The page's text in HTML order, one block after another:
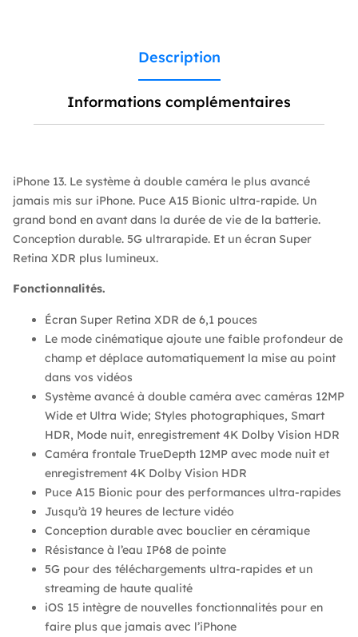
Description
Informations complémentaires
iPhone 13. Le système à double caméra le plus avancé
jamais mis sur iPhone. Puce A15 Bionic ultra-rapide. Un
grand bond en avant dans la durée de vie de la batterie.
Conception durable. 5G ultrarapide. Et un écran Super
Retina XDR plus lumineux.
Fonctionnalités.
Écran Super Retina XDR de 6,1 pouces
Le mode cinématique ajoute une faible profondeur de
champ et déplace automatiquement la mise au point
dans vos vidéos
Système avancé à double caméra avec caméras 12MP
Wide et Ultra Wide; Styles photographiques, Smart
HDR, Mode nuit, enregistrement 4K Dolby Vision HDR
Caméra frontale TrueDepth 12MP avec mode nuit et
enregistrement 4K Dolby Vision HDR
Puce A15 Bionic pour des performances ultra-rapides
Jusqu’à 19 heures de lecture vidéo
Conception durable avec bouclier en céramique
Résistance à l’eau IP68 de pointe
5G pour des téléchargements ultra-rapides et un
streaming de haute qualité
iOS 15 intègre de nouvelles fonctionnalités pour en
faire plus que jamais avec l’iPhone